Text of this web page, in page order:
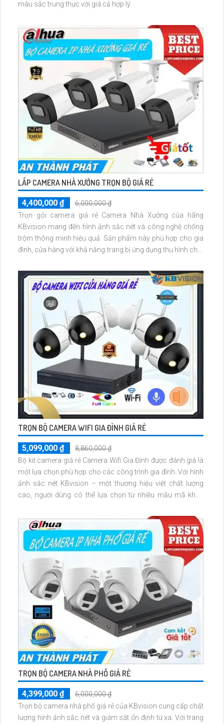
màu sắc trung thực với giá cả hợp lý
LẮP CAMERA NHÀ XƯỞNG TRỌN BỘ GIÁ RẺ
4,400,000 ₫
6,000,000 ₫
Trọn gói camera giá rẻ Camera Nhà Xưởng của hãng
KBvision mang đến hình ảnh sắc nét và công nghệ chống
trộm thông minh hiệu quả. Sản phẩm này phù hợp cho gia
đình, cửa hàng với khả năng trang bị ứng dụng thu hình chất
TRỌN BỘ CAMERA WIFI GIA ĐÌNH GIÁ RẺ
5,099,000 ₫
8,860,000 ₫
Bộ kit camera giá rẻ Camera Wifi Gia Đình được đánh giá là
một lựa chọn phù hợp cho các công trình gia đình. Với hình
ảnh sắc nét KBvision – một thương hiệu việt chất lượng
cao, người dùng có thể lựa chọn từ nhiều mẫu mã khác
TRỌN BỘ CAMERA NHÀ PHỐ GIÁ RẺ
4,399,000 ₫
6,000,000 ₫
Trọn bộ camera nhà phố giá rẻ của KBvision cung cấp chất
lượng hình ảnh sắc nét và giám sát ổn định từ xa. Với trang